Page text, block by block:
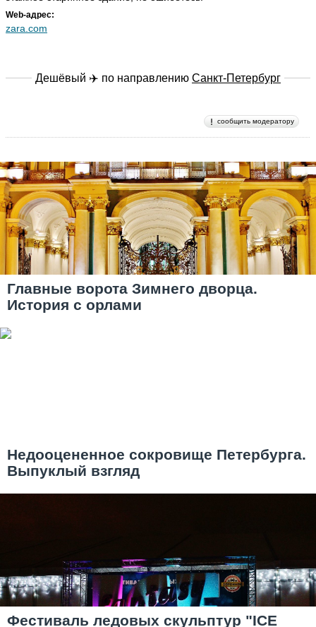
Web-адрес:
zara.com
Дешёвый ✈️ по направлению Санкт-Петербург
сообщить модератору
Главные ворота Зимнего дворца.
История с орлами
Недооцененное сокровище Петербурга.
Выпуклый взгляд
Фестиваль ледовых скульптур "ICE